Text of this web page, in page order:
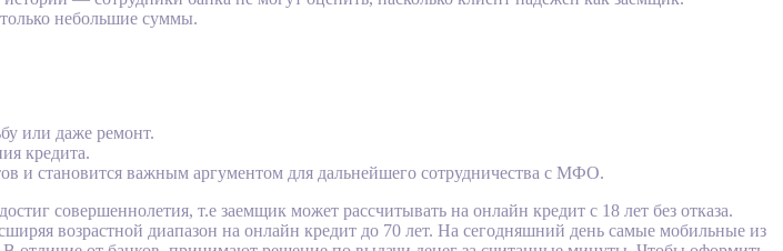
небольшие суммы.
или даже ремонт.
кредита.
и становится важным аргументом для дальнейшего сотрудничества с МФО.
совершеннолетия, т.е заемщик может рассчитывать на онлайн кредит с 18 лет без отказа.
возрастной диапазон на онлайн кредит до 70 лет. На сегодняшний день самые мобильные из